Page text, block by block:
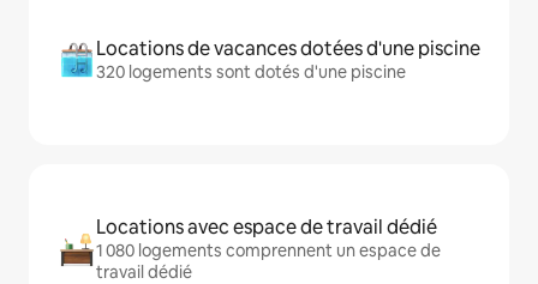
Locations de vacances dotées d'une piscine
320 logements sont dotés d'une piscine
Locations avec espace de travail dédié
1 080 logements comprennent un espace de
travail dédié